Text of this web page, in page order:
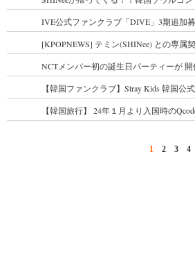
IVE公式ファンクラブ「DIVE」3期追加
[KPOPNEWS] テミン(SHINee) との専属
NCTメンバー初の誕生日パーティーが 開
【韓国ファンクラブ】Stray Kids 韓国公
【韓国旅行】 24年１月より入国時の
1 2 3 4